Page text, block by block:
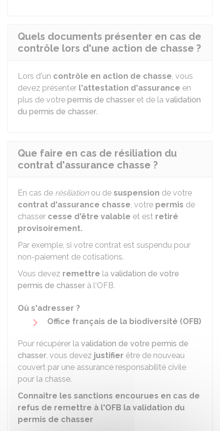
Quels documents présenter en cas de
contrôle lors d'une action de chasse ?
Lors d'un contrôle en action de chasse, vous
devez présenter l'attestation d'assurance en
plus de votre permis de chasser et de la validation
du permis de chasser.
Que faire en cas de résiliation du
contrat d'assurance chasse ?
En cas de résiliationou de suspension de votre
contrat d'assurance chasse, votre permis de
chasser cesse d'être valable et est retiré
provisoirement.
Par exemple, si votre contrat est suspendu pour
non-paiement de cotisations.
Vous devez remettre la validation de votre
permis de chasser à l'OFB.
Où s'adresser ?
Office français de la biodiversité (OFB)
Pour récupérer la validation de votre permis de
chasser, vous devez justifier être de nouveau
couvert par une assurance responsabilité civile
pour la chasse.
Connaître les sanctions encourues en cas de
refus de remettre à l'OFB la validation du
permis de chasser